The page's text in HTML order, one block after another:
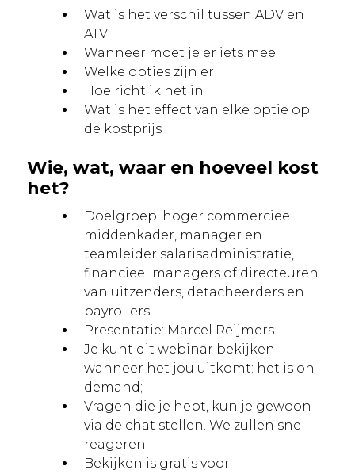
Wat is het verschil tussen ADV en
ATV
Wanneer moet je er iets mee
Welke opties zijn er
Hoe richt ik het in
Wat is het effect van elke optie op
de kostprijs
Wie, wat, waar en hoeveel kost
het?
Doelgroep: hoger commercieel
middenkader, manager en
teamleider salarisadministratie,
financieel managers of directeuren
van uitzenders, detacheerders en
payrollers
Presentatie: Marcel Reijmers
Je kunt dit webinar bekijken
wanneer het jou uitkomt: het is on
demand;
Vragen die je hebt, kun je gewoon
via de chat stellen. We zullen snel
reageren.
Bekijken is gratis voor